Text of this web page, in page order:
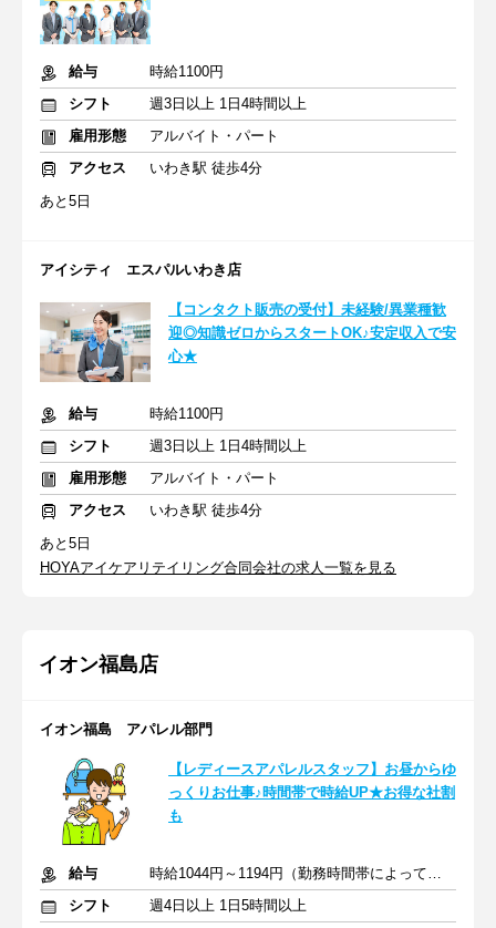
給与
時給1100円
シフト
週3日以上 1日4時間以上
雇用形態
アルバイト・パート
アクセス
いわき駅 徒歩4分
あと5日
アイシティ エスパルいわき店
【コンタクト販売の受付】未経験/異業種歓
迎◎知識ゼロからスタートOK♪安定収入で安
心★
給与
時給1100円
シフト
週3日以上 1日4時間以上
雇用形態
アルバイト・パート
アクセス
いわき駅 徒歩4分
あと5日
HOYAアイケアリテイリング合同会社の求人一覧を見る
イオン福島店
イオン福島 アパレル部門
【レディースアパレルスタッフ】お昼からゆ
っくりお仕事♪時間帯で時給UP★お得な社割
も
給与
時給1044円～1194円（勤務時間帯によって異なる）＋交通費
シフト
週4日以上 1日5時間以上